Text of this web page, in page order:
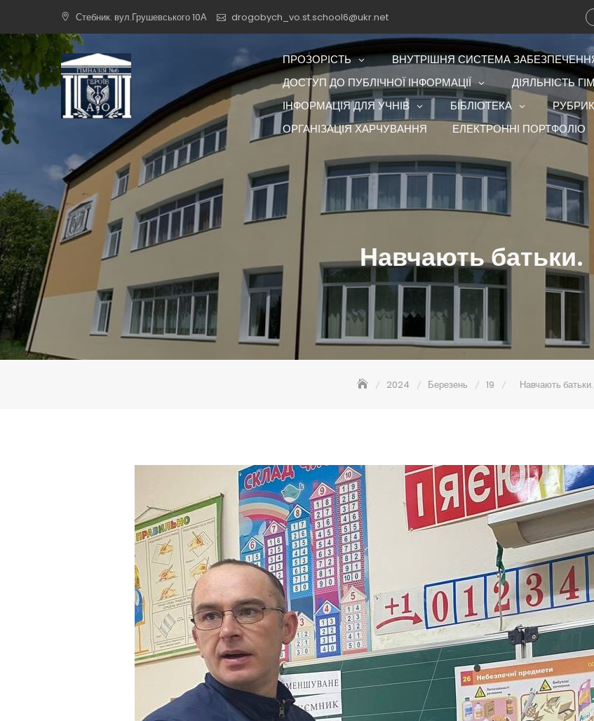
content
Стебник. вул.Грушевського 10А drogobych_vo.st.school6@ukr.net
ПРОЗОРІСТЬ
ВНУТРІШНЯ СИСТЕМА
ДОСТУП ДО ПУБЛІЧНОЇ ІНФОРМАЦІЇ
ДІЯЛЬНІСТЬ
ІНФОРМАЦІЯ ДЛЯ УЧНІВ
БІБЛІОТЕКА
ОРГАНІЗАЦІЯ ХАРЧУВАННЯ
ЕЛЕКТРОННІ ПОРТФОЛІО
Навчають батьки.
2024 Березень 19 Навчають батьки.